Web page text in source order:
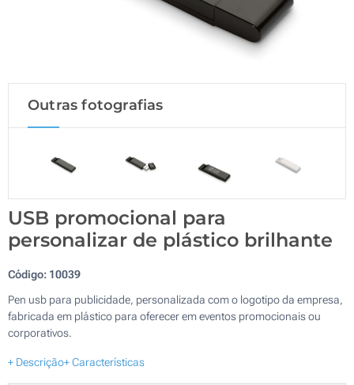
Outras fotografias
USB promocional para
personalizar de plástico brilhante
Código: 10039
Pen usb para publicidade, personalizada com o logotipo da empresa,
fabricada em plástico para oferecer em eventos promocionais ou
corporativos.
+ Descrição+ Características